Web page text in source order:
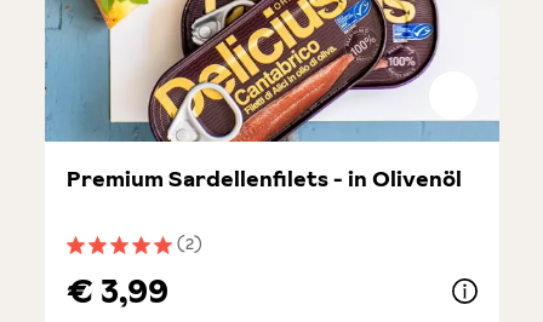
Durchschnittliche Bewertung von 5 von 5 Sternen
(2)
Premium Sardellenfilets - in Olivenöl
€ 3,99